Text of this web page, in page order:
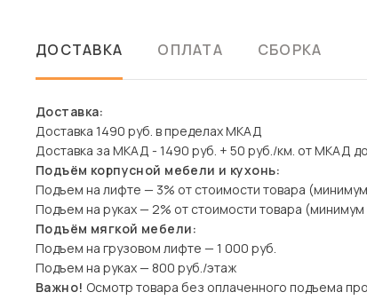
ДОСТАВКА ОПЛАТА СБОРКА
Доставка:
Доставка 1490 руб. в пределах МКАД
Доставка за МКАД - 1490 руб. + 50 руб./км. от МКАД
Подъём корпусной мебели и кухонь:
Подъем на лифте — 3% от стоимости товара
Подъем на руках — 2% от стоимости товара
Подъём мягкой мебели:
Подъем на грузовом лифте — 1 000 руб.
Подъем на руках — 800 руб./этаж
Важно! Осмотр товара без оплаченного подъема